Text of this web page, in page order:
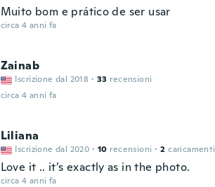
Muito bom e prático de ser usar
circa 4 anni fa
Zainab
Iscrizione dal 2018 · 33 recensioni
circa 4 anni fa
Liliana
Iscrizione dal 2020 · 10 recensioni · 2 caricamenti
Love it .. it’s exactly as in the photo.
circa 4 anni fa